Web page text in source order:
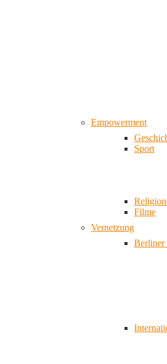
Empowerment
Sport
Filme
Vernetzung
Berliner